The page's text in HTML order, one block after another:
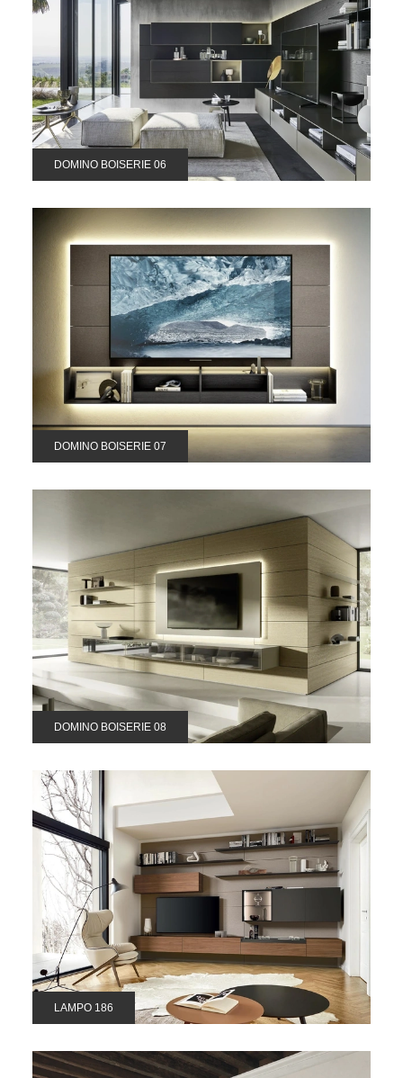
DOMINO BOISERIE 06
DOMINO BOISERIE 07
DOMINO BOISERIE 08
LAMPO 186